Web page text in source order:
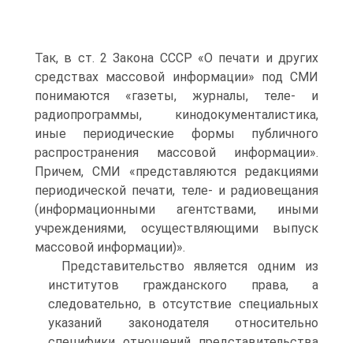
Так, в ст. 2 Закона СССР «О печати и других
средствах массовой ин­формации» под СМИ
понимаются «газеты, журналы, теле- и
радиопрограммы, кинодокументалистика,
иные периодичес­кие формы публичного
распространения массовой информа­ции».
Причем, СМИ «представляются редакциями
периоди­ческой печати, теле- и радиовещания
(информационными агентствами, иными
учреждениями, осуществляющими вы­пуск
массовой информации)».
Представительство является одним из
институтов граж­данского права, а
следовательно, в отсутствие специальных
указаний законодателя относительно